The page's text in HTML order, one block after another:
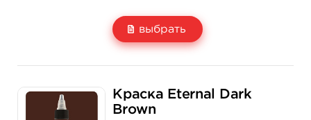
выбрать
1 550 руб.
Краска Eternal Dark
Brown